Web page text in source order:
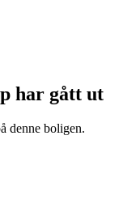
har gått ut
denne boligen.